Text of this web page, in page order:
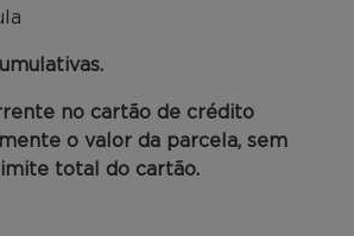
no cartão de crédito
o valor da parcela, sem
total do cartão.